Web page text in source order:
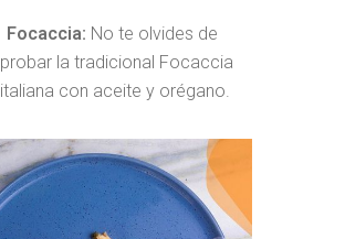
Focaccia: No te olvides de
probar la tradicional Focaccia
italiana con aceite y orégano.